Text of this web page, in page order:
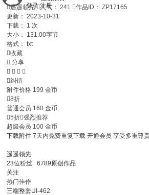
登录 注册
遥遥领先 人气：241 作品ID：ZP17165
更新：
2023-10-31
下载：
1 次
大小：
131.00字节
格式：
txt
收藏
 分享
   
纠错
附件价格 199 金币
8折
普通会员 160 金币
5折强烈推荐
超级会员 100 金币
下载附件 7天内免费重复下载 开通会员 享受多重尊
遥遥领先
23位粉丝 6789原创作品
关注
热门佳作
三端整套UI-462